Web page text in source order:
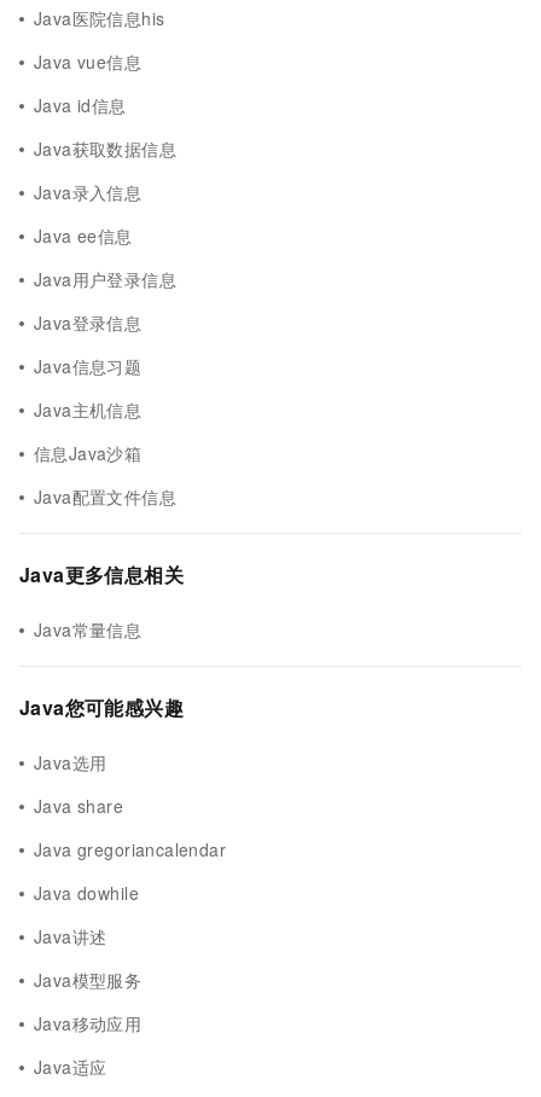
Java医院信息his
Java vue信息
Java id信息
Java获取数据信息
Java录入信息
Java ee信息
Java用户登录信息
Java登录信息
Java信息习题
Java主机信息
信息Java沙箱
Java配置文件信息
Java更多信息相关
Java常量信息
Java您可能感兴趣
Java选用
Java share
Java gregoriancalendar
Java dowhile
Java讲述
Java模型服务
Java移动应用
Java适应